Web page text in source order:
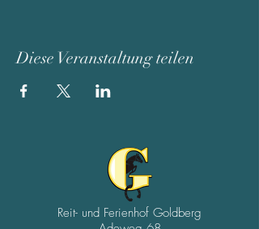
Diese Veranstaltung teilen
Reit- und Ferienhof Goldberg